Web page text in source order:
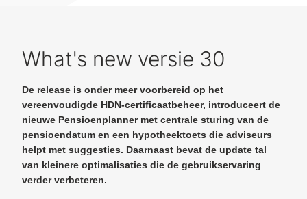
What's new versie 30
De release is onder meer voorbereid op het
vereenvoudigde HDN-certificaatbeheer, introduceert de
nieuwe Pensioenplanner met centrale sturing van de
pensioendatum en een hypotheektoets die adviseurs
helpt met suggesties. Daarnaast bevat de update tal
van kleinere optimalisaties die de gebruikservaring
verder verbeteren.